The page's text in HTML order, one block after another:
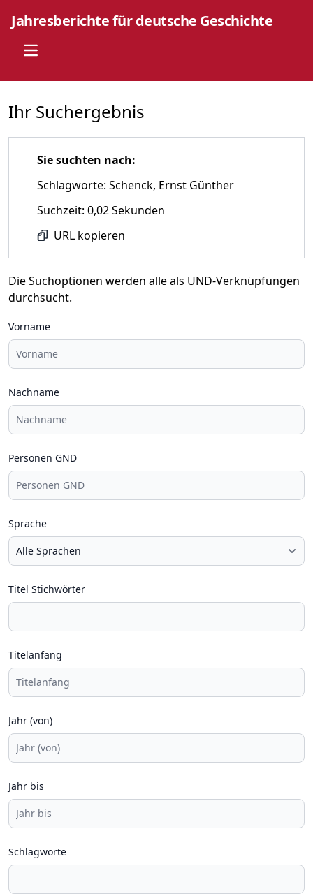
Jahresberichte für deutsche Geschichte
Open main menu
Ihr Suchergebnis
Sie suchten nach:
Schlagworte: Schenck, Ernst Günther
Suchzeit: 0,02 Sekunden
URL kopieren
Die Suchoptionen werden alle als UND-Verknüpfungen
durchsucht.
Vorname
Nachname
Personen GND
Sprache
Titel Stichwörter
Titelanfang
Jahr (von)
Jahr bis
Schlagworte